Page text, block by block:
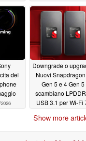
del
Downgrade o
Nuovi
Gen 5 e 4 Gen 5
scambiano
USB 3.1 per Wi-Fi
della GPU del
Show more